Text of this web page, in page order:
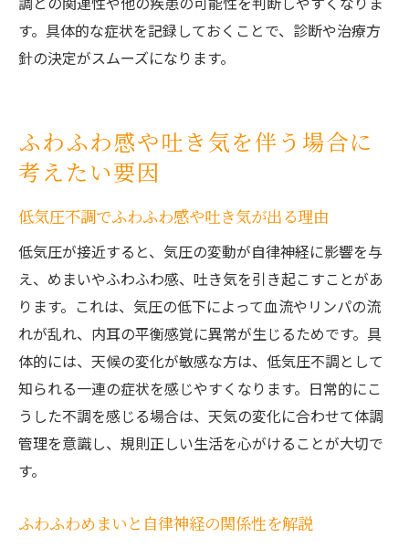
す。具体的な症状を記録しておくことで、診断や治療方
針の決定がスムーズになります。
ふわふわ感や吐き気を伴う場合に
考えたい要因
低気圧不調でふわふわ感や吐き気が出る理由
低気圧が接近すると、気圧の変動が自律神経に影響を与
え、めまいやふわふわ感、吐き気を引き起こすことがあ
ります。これは、気圧の低下によって血流やリンパの流
れが乱れ、内耳の平衡感覚に異常が生じるためです。具
体的には、天候の変化が敏感な方は、低気圧不調として
知られる一連の症状を感じやすくなります。日常的にこ
うした不調を感じる場合は、天気の変化に合わせて体調
管理を意識し、規則正しい生活を心がけることが大切で
す。
ふわふわめまいと自律神経の関係性を解説